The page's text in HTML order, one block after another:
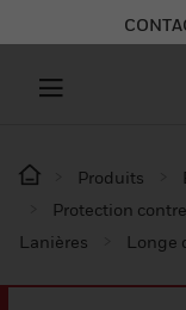
Produits
Protection
Lanières
Longe